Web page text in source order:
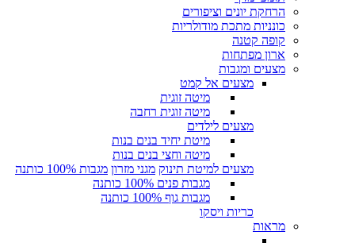
הרחקת יונים וציפורים
כונניות מתכת מודולריות
קופה קטנה
ארון מפתחות
מצעים ומגבות
מצעים אל קמט
מיטה זוגית
מיטה זוגית רחבה
מצעים לילדים
מיטת יחיד בנים בנות
מיטה וחצי בנים בנות
מצעים למיטת תינוק מגני מזרון מגבות 100% כותנה
מגבות פנים 100% כותנה
מגבות גוף 100% כותנה
כריות ויסקו
מראות